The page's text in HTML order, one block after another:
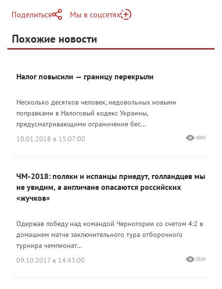
Поделиться
Telegram
Одноклассники
Мы в соцсетях
Яндекс Дзен
Похожие новости
Налог повысили — границу перекрыли
Несколько десятков человек, недовольных новыми
поправками в Налоговый кодекс Украины,
предусматривающими ограничение бес...
10.01.2018 в 15:07:00
4080
ЧМ-2018: поляки и испанцы приедут, голландцев мы
не увидим, а англичане опасаются российских
«жучков»
Одержав победу над командой Черногории со счетом 4:2 в
домашнем матче заключительного тура отборочного
турнира чемпионат...
09.10.2017 в 14:43:00
3834